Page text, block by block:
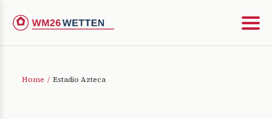
Home / Estadio Azteca